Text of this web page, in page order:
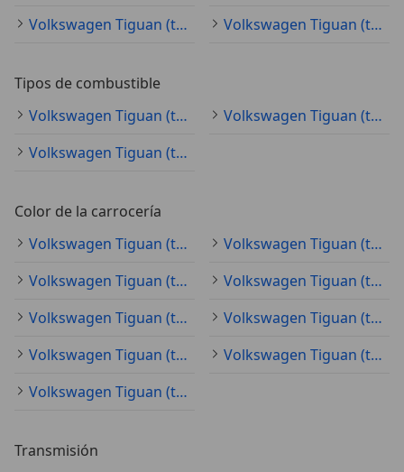
Volkswagen Tiguan (todo) KM0
Volkswagen Tiguan (todo) demostración
Tipos de combustible
Volkswagen Tiguan (todo) diésel
Volkswagen Tiguan (todo) gasolina
Volkswagen Tiguan (todo) electro/gasolina
Color de la carrocería
Volkswagen Tiguan (todo) blanco
Volkswagen Tiguan (todo) gris
Volkswagen Tiguan (todo) negro
Volkswagen Tiguan (todo) azul
Volkswagen Tiguan (todo) plateado
Volkswagen Tiguan (todo) rojo
Volkswagen Tiguan (todo) marrón
Volkswagen Tiguan (todo) beige
Volkswagen Tiguan (todo) verde
Transmisión